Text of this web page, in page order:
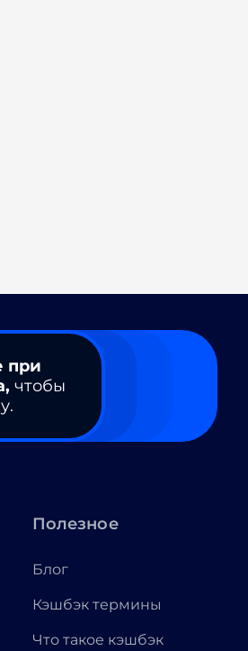
при
чтобы
Полезное
Блог
Кэшбэк термины
Что такое кэшбэк